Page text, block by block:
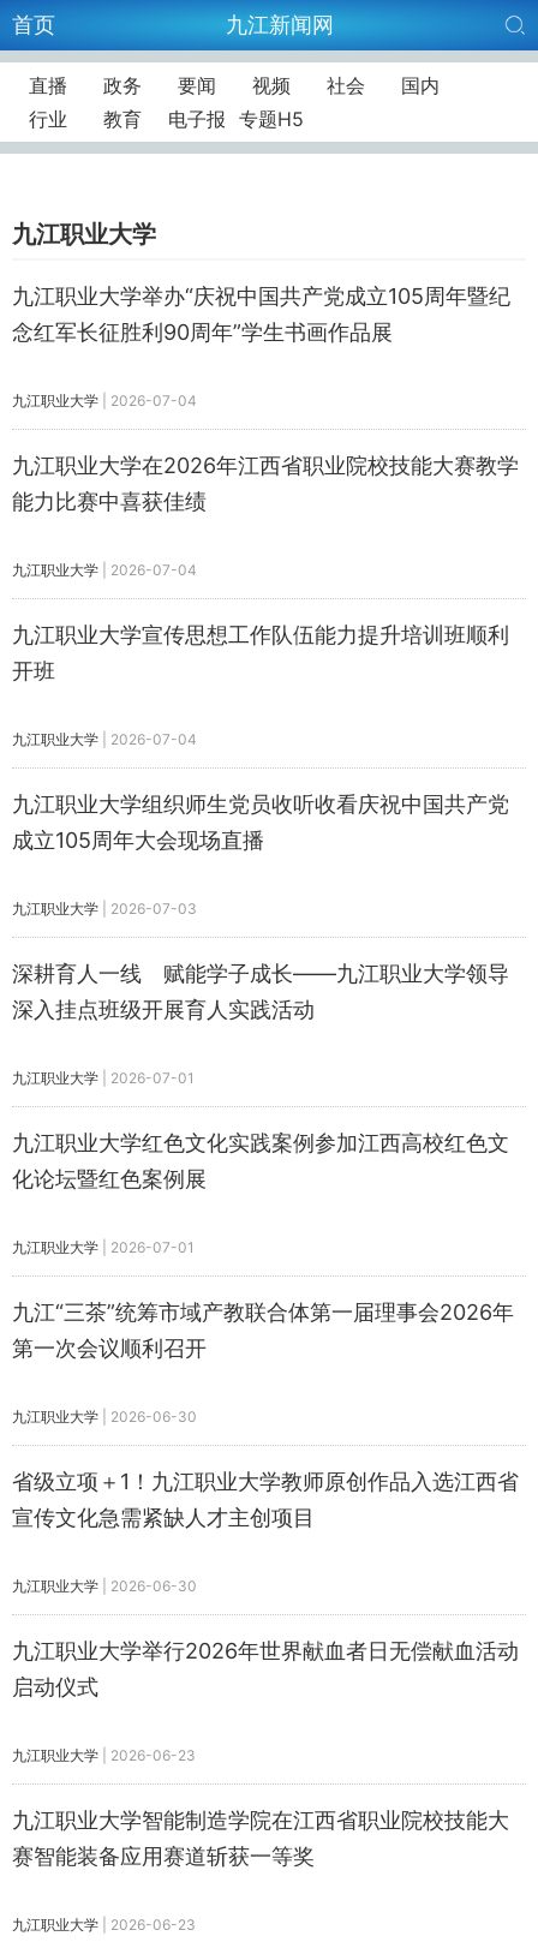
首页 九江新闻网
直播 政务 要闻 视频 社会
国内
行业
教育 电子报 专题H5
九江职业大学
九江职业大学举办“庆祝中国共产党成立105周年暨纪
念红军长征胜利90周年”学生书画作品展
九江职业大学 2026-07-04
九江职业大学在2026年江西省职业院校技能大赛教学
能力比赛中喜获佳绩
九江职业大学 2026-07-04
九江职业大学宣传思想工作队伍能力提升培训班顺利
开班
九江职业大学 2026-07-04
九江职业大学组织师生党员收听收看庆祝中国共产党
成立105周年大会现场直播
九江职业大学 2026-07-03
​深耕育人一线 赋能学子成长——九江职业大学领导
深入挂点班级开展育人实践活动
九江职业大学 2026-07-01
九江职业大学红色文化实践案例参加江西高校红色文
化论坛暨红色案例展
九江职业大学 2026-07-01
​九江“三茶”统筹市域产教联合体第一届理事会2026年
第一次会议顺利召开
九江职业大学 2026-06-30
​省级立项＋1！九江职业大学教师原创作品入选江西省
宣传文化急需紧缺人才主创项目
九江职业大学 2026-06-30
九江职业大学举行2026年世界献血者日无偿献血活动
启动仪式
九江职业大学 2026-06-23
九江职业大学智能制造学院在江西省职业院校技能大
赛智能装备应用赛道斩获一等奖
九江职业大学 2026-06-23